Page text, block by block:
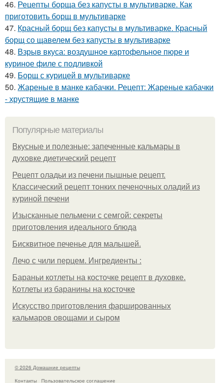
46. Рецепты борща без капусты в мультиварке. Как
приготовить борщ в мультиварке
47. Красный борщ без капусты в мультиварке. Красный
борщ со щавелем без капусты в мультиварке
48. Взрыв вкуса: воздушное картофельное пюре и
куриное филе с подливкой
49. Борщ с курицей в мультиварке
50. Жареные в манке кабачки. Рецепт: Жареные кабачки
- хрустящие в манке
Популярные материалы
Вкусные и полезные: запеченные кальмары в
духовке диетический рецепт
Рецепт оладьи из печени пышные рецепт.
Классический рецепт тонких печеночных оладий из
куриной печени
Изысканные пельмени с семгой: секреты
приготовления идеального блюда
Бисквитное печенье для малышей.
Лечо с чили перцем. Ингредиенты :
Бараньи котлеты на косточке рецепт в духовке.
Котлеты из баранины на косточке
Искусство приготовления фаршированных
кальмаров овощами и сыром
© 2026 Домашние рецепты
Контакты
Пользовательское соглашение